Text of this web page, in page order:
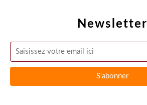
Newsletter